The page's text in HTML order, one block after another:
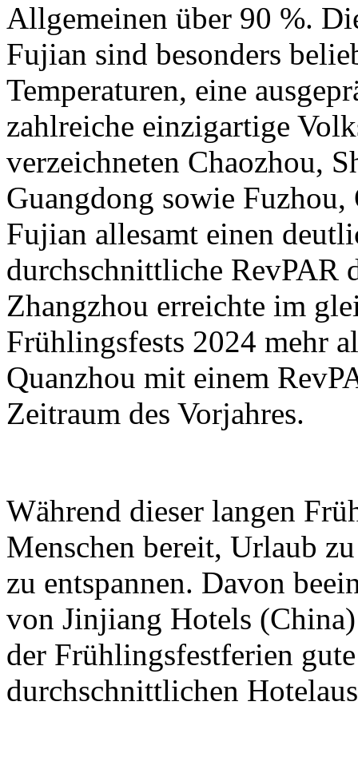
Allgemeinen über 90 %.
Fujian sind besonders
Temperaturen, eine
zahlreiche einzigartige
verzeichneten Chaozhou,
Guangdong sowie
Fujian allesamt einen
durchschnittliche RevPAR
Zhangzhou erreichte im
Frühlingsfests 2024 mehr
Quanzhou mit einem
Zeitraum des Vorjahres.
Während dieser langen
Menschen bereit, Urlaub
zu entspannen. Davon
von Jinjiang Hotels
der Frühlingsfestferien
durchschnittlichen